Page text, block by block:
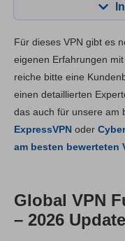
Hauptfunktionen
Installation und Apps
Zuverlässigkeit &
Für dieses VPN gibt es
eigenen Erfahrungen
reiche bitte eine
einen detaillierten
das auch für unsere am
ExpressVPN oder
am besten bewerteten
Global VPN
– 2026 Update